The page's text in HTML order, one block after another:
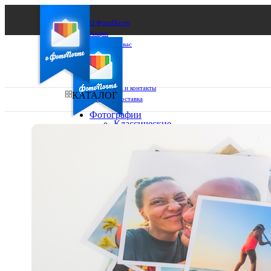
О ФотоПочте
Акции
Сделаем за вас
Бизнесу
FAQ
Франшиза
Поддержка и контакты
Оплата и доставка
Выберите из списка:
КАТАЛОГ
Фотографии
Классические
10х15
15х15
15х20
20х20
20х30
30х30
30х40
Фото
в